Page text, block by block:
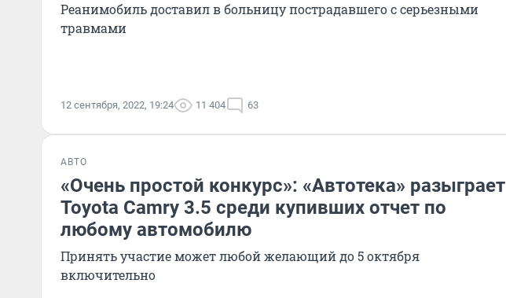
Реанимобиль доставил в больницу пострадавшего с серьезными
травмами
12 сентября, 2022, 19:24 11 404 63
АВТО
«Очень простой конкурс»: «Автотека» разыграет
Toyota Camry 3.5 среди купивших отчет по
любому автомобилю
Принять участие может любой желающий до 5 октября
включительно